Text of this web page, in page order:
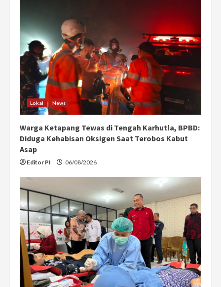
Lokal News
Warga Ketapang Tewas di Tengah Karhutla, BPBD:
Diduga Kehabisan Oksigen Saat Terobos Kabut
Asap
Editor PI 06/08/2026